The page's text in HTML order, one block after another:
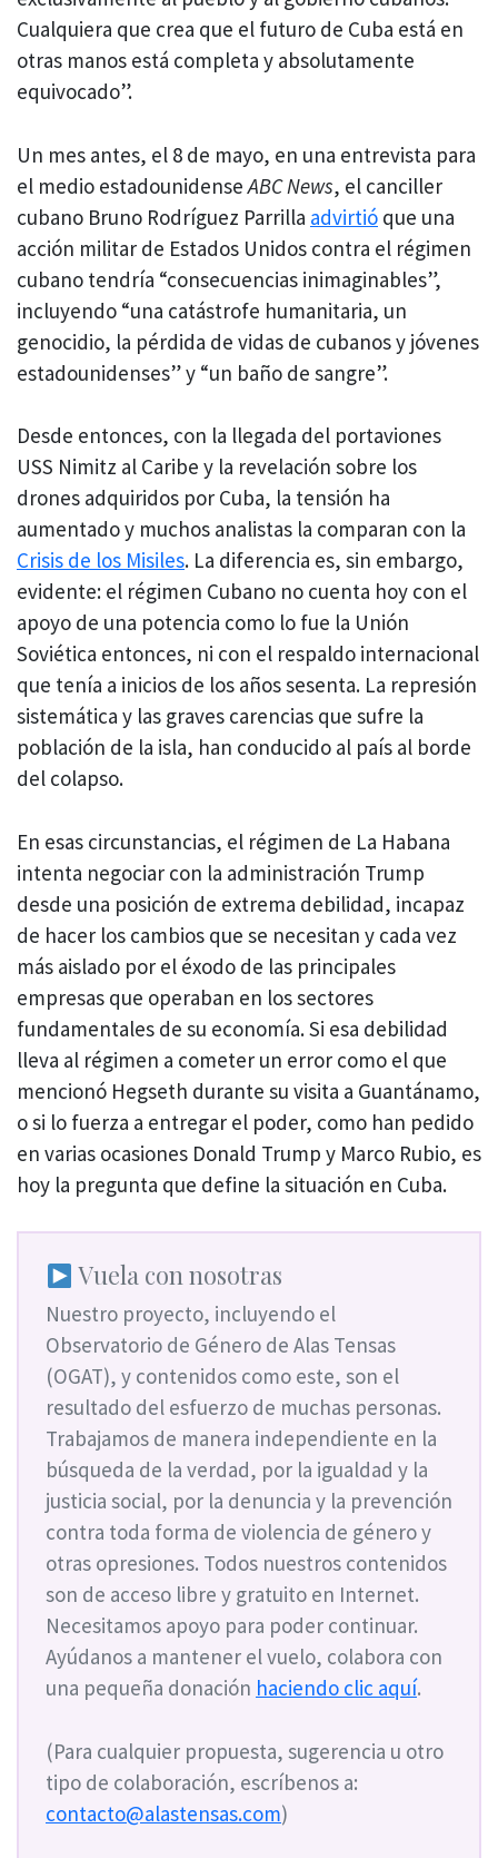
Cualquiera que crea que el futuro de Cuba está en
otras manos está completa y absolutamente
equivocado”.
Un mes antes, el 8 de mayo, en una entrevista para
el medio estadounidenseABC News, el canciller
cubano Bruno Rodríguez Parrilla advirtió que una
acción militar de Estados Unidos contra el régimen
cubano tendría “consecuencias inimaginables”,
incluyendo “una catástrofe humanitaria, un
genocidio, la pérdida de vidas de cubanos y jóvenes
estadounidenses” y “un baño de sangre”.
Desde entonces, con la llegada del portaviones
USS Nimitz al Caribe y la revelación sobre los
drones adquiridos por Cuba, la tensión ha
aumentado y muchos analistas la comparan con la
Crisis de los Misiles. La diferencia es, sin embargo,
evidente: el régimen Cubano no cuenta hoy con el
apoyo de una potencia como lo fue la Unión
Soviética entonces, ni con el respaldo internacional
que tenía a inicios de los años sesenta. La represión
sistemática y las graves carencias que sufre la
población de la isla, han conducido al país al borde
del colapso.
En esas circunstancias, el régimen de La Habana
intenta negociar con la administración Trump
desde una posición de extrema debilidad, incapaz
de hacer los cambios que se necesitan y cada vez
más aislado por el éxodo de las principales
empresas que operaban en los sectores
fundamentales de su economía. Si esa debilidad
lleva al régimen a cometer un error como el que
mencionó Hegseth durante su visita a Guantánamo,
o si lo fuerza a entregar el poder, como han pedido
en varias ocasiones Donald Trump y Marco Rubio, es
hoy la pregunta que define la situación en Cuba.
Vuela con nosotras
Nuestro proyecto, incluyendo el
Observatorio de Género de Alas Tensas
(OGAT), y contenidos como este, son el
resultado del esfuerzo de muchas personas.
Trabajamos de manera independiente en la
búsqueda de la verdad, por la igualdad y la
justicia social, por la denuncia y la prevención
contra toda forma de violencia de género y
otras opresiones. Todos nuestros contenidos
son de acceso libre y gratuito en Internet.
Necesitamos apoyo para poder continuar.
Ayúdanos a mantener el vuelo, colabora con
una pequeña donación haciendo clic aquí.
(Para cualquier propuesta, sugerencia u otro
tipo de colaboración, escríbenos a:
contacto@alastensas.com)